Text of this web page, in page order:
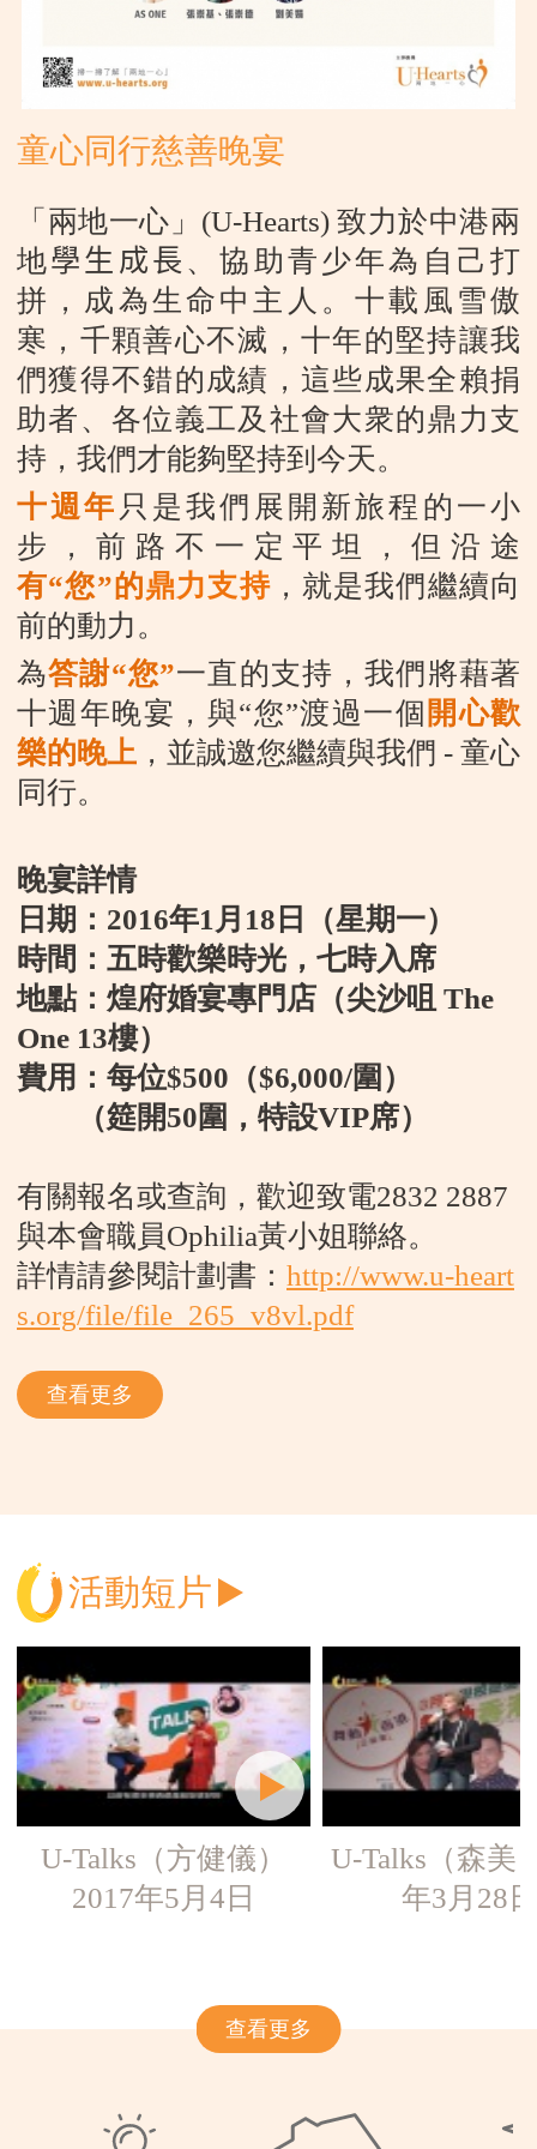
童心同行慈善晚宴
「兩地一心」 (U-Hearts)致力於中港兩
地學生成長 、協助青少年為自己打
拼，成為生命中主人。十載風雪傲
寒，千顆善心不滅，十年的堅持讓我
們獲得不錯的成績，這些成果全賴捐
助者、各位義工及社會大衆的鼎力支
持，我們才能夠堅持到今天。
十週年 只是我們展開新旅程的一小
步，前路不一定平坦，但沿途
有“您”的鼎力支持，就是我們繼續向
前的動力。
為答謝“您”一直的支持，我們將藉著
十週年晚宴，與“您”渡過一個 開心歡
樂的晚上 ，並誠邀您繼續與我們 - 童心
同行。
晚宴詳情
日期： 2016年1 月 18 日（星期一）
時間：五時歡樂時光，七時入席
地點：煌府婚宴專門店（尖沙咀 The
One 13樓）
費用：每位$500 （$6,000/圍）
（筵開50圍，特設VIP席）
有關報名或查詢，歡迎致電2832 2887
與本會職員Ophilia黃小姐聯絡。
詳情請參閱計劃書： http://www.u-heart
s.org/file/file_265_v8vl.pdf
查看更多
活動短片
U-Talks（方健儀）
2017年5月4日
U-Talks（森美
年3月28日
查看更多